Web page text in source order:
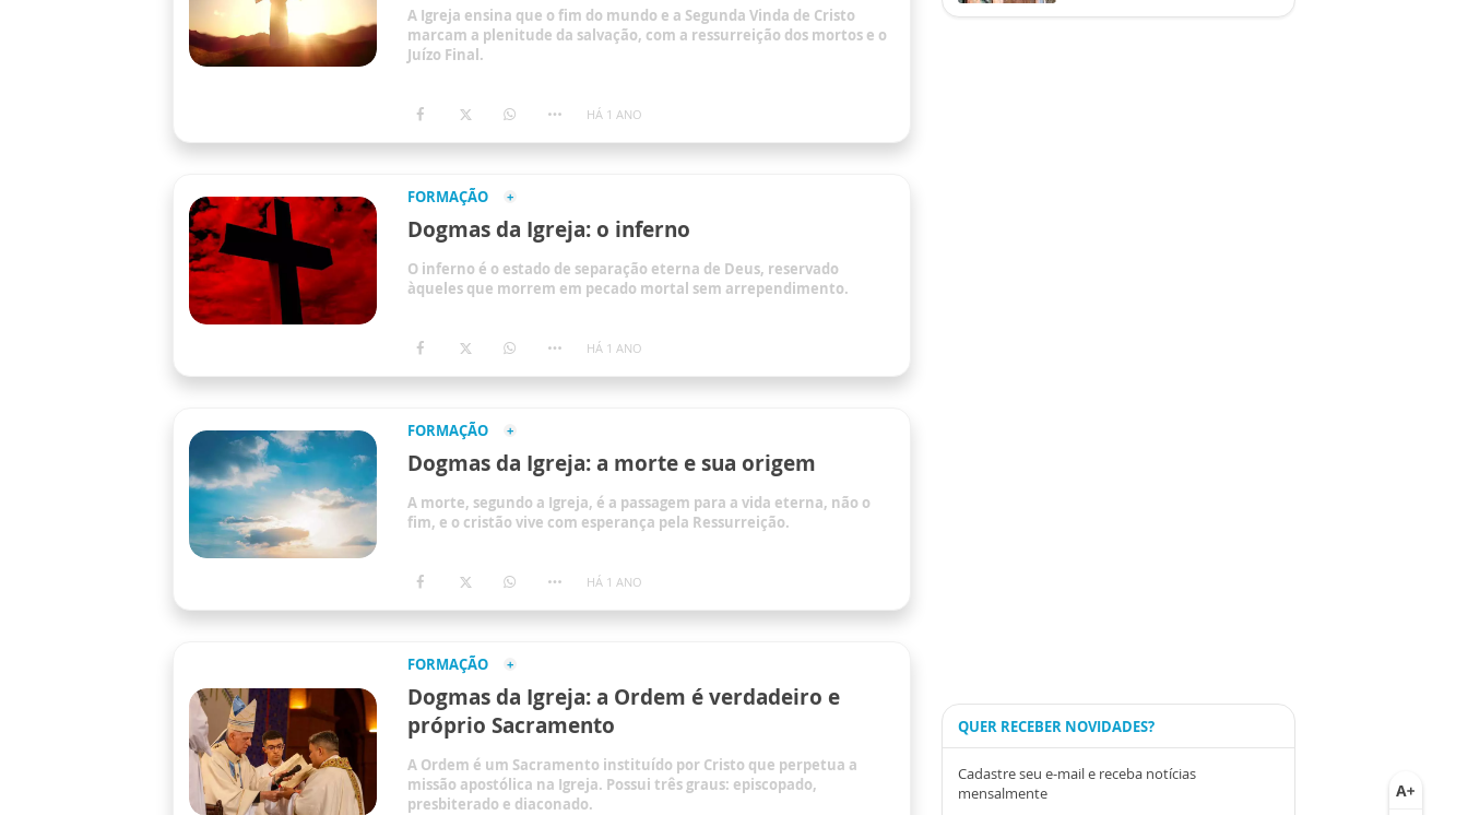
A Igreja ensina que o fim do mundo e a Segunda Vinda de Cristo
marcam a plenitude da salvação, com a ressurreição dos mortos e o
Juízo Final.
HÁ 1 ANO
FORMAÇÃO
Dogmas da Igreja: o inferno
O inferno é o estado de separação eterna de Deus, reservado
àqueles que morrem em pecado mortal sem arrependimento.
HÁ 1 ANO
FORMAÇÃO
Dogmas da Igreja: a morte e sua origem
A morte, segundo a Igreja, é a passagem para a vida eterna, não o
fim, e o cristão vive com esperança pela Ressurreição.
HÁ 1 ANO
FORMAÇÃO
Dogmas da Igreja: a Ordem é verdadeiro e
próprio Sacramento
A Ordem é um Sacramento instituído por Cristo que perpetua a
missão apostólica na Igreja. Possui três graus: episcopado,
presbiterado e diaconado.
QUER RECEBER NOVIDADES?
Cadastre seu e-mail e receba notícias
mensalmente